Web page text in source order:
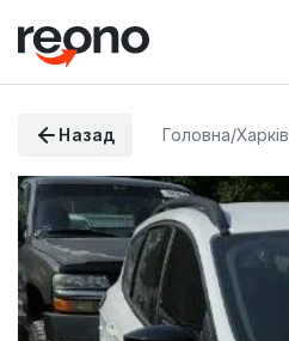
Назад Головна/Харків